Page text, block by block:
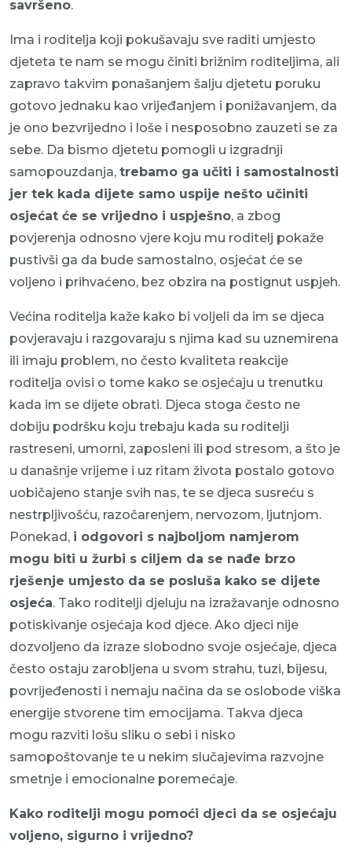
savršeno.
Ima i roditelja koji pokušavaju sve raditi umjesto
djeteta te nam se mogu činiti brižnim roditeljima, ali
zapravo takvim ponašanjem šalju djetetu poruku
gotovo jednaku kao vrijeđanjem i ponižavanjem, da
je ono bezvrijedno i loše i nesposobno zauzeti se za
sebe. Da bismo djetetu pomogli u izgradnji
samopouzdanja, trebamo ga učiti i samostalnosti
jer tek kada dijete samo uspije nešto učiniti
osjećat će se vrijedno i uspješno, a zbog
povjerenja odnosno vjere koju mu roditelj pokaže
pustivši ga da bude samostalno, osjećat će se
voljeno i prihvaćeno, bez obzira na postignut uspjeh.
Većina roditelja kaže kako bi voljeli da im se djeca
povjeravaju i razgovaraju s njima kad su uznemirena
ili imaju problem, no često kvaliteta reakcije
roditelja ovisi o tome kako se osjećaju u trenutku
kada im se dijete obrati. Djeca stoga često ne
dobiju podršku koju trebaju kada su roditelji
rastreseni, umorni, zaposleni ili pod stresom, a što je
u današnje vrijeme i uz ritam života postalo gotovo
uobičajeno stanje svih nas, te se djeca susreću s
nestrpljivošću, razočarenjem, nervozom, ljutnjom.
Ponekad, i odgovori s najboljom namjerom
mogu biti u žurbi s ciljem da se nađe brzo
rješenje umjesto da se posluša kako se dijete
osjeća. Tako roditelji djeluju na izražavanje odnosno
potiskivanje osjećaja kod djece. Ako djeci nije
dozvoljeno da izraze slobodno svoje osjećaje, djeca
često ostaju zarobljena u svom strahu, tuzi, bijesu,
povrijeđenosti i nemaju načina da se oslobode viška
energije stvorene tim emocijama. Takva djeca
mogu razviti lošu sliku o sebi i nisko
samopoštovanje te u nekim slučajevima razvojne
smetnje i emocionalne poremećaje.
Kako roditelji mogu pomoći djeci da se osjećaju
voljeno, sigurno i vrijedno?